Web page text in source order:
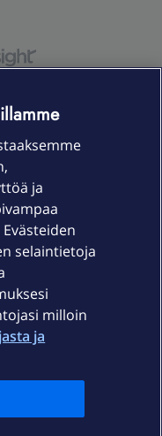
ja
selaintietoja
milloin
ja